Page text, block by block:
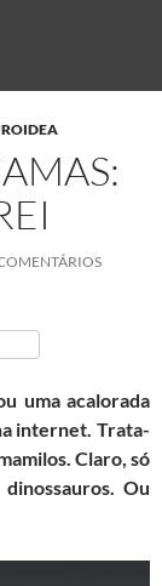
uma acalorada
internet. Trata-
Claro, só
Ou